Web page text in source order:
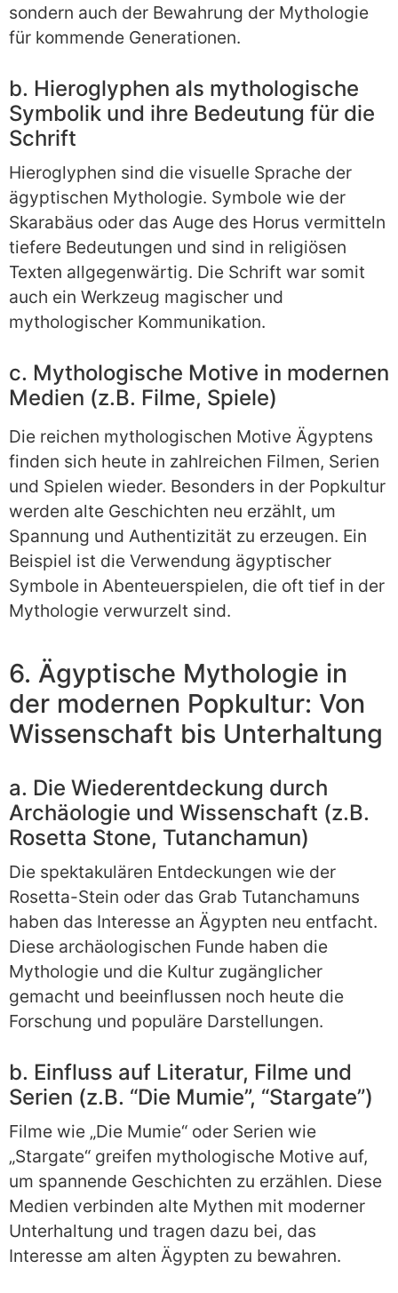
sondern auch der Bewahrung der Mythologie
für kommende Generationen.
b. Hieroglyphen als mythologische
Symbolik und ihre Bedeutung für die
Schrift
Hieroglyphen sind die visuelle Sprache der
ägyptischen Mythologie. Symbole wie der
Skarabäus oder das Auge des Horus vermitteln
tiefere Bedeutungen und sind in religiösen
Texten allgegenwärtig. Die Schrift war somit
auch ein Werkzeug magischer und
mythologischer Kommunikation.
c. Mythologische Motive in modernen
Medien (z.B. Filme, Spiele)
Die reichen mythologischen Motive Ägyptens
finden sich heute in zahlreichen Filmen, Serien
und Spielen wieder. Besonders in der Popkultur
werden alte Geschichten neu erzählt, um
Spannung und Authentizität zu erzeugen. Ein
Beispiel ist die Verwendung ägyptischer
Symbole in Abenteuerspielen, die oft tief in der
Mythologie verwurzelt sind.
6. Ägyptische Mythologie in
der modernen Popkultur: Von
Wissenschaft bis Unterhaltung
a. Die Wiederentdeckung durch
Archäologie und Wissenschaft (z.B.
Rosetta Stone, Tutanchamun)
Die spektakulären Entdeckungen wie der
Rosetta-Stein oder das Grab Tutanchamuns
haben das Interesse an Ägypten neu entfacht.
Diese archäologischen Funde haben die
Mythologie und die Kultur zugänglicher
gemacht und beeinflussen noch heute die
Forschung und populäre Darstellungen.
b. Einfluss auf Literatur, Filme und
Serien (z.B. “Die Mumie”, “Stargate”)
Filme wie „Die Mumie“ oder Serien wie
„Stargate“ greifen mythologische Motive auf,
um spannende Geschichten zu erzählen. Diese
Medien verbinden alte Mythen mit moderner
Unterhaltung und tragen dazu bei, das
Interesse am alten Ägypten zu bewahren.